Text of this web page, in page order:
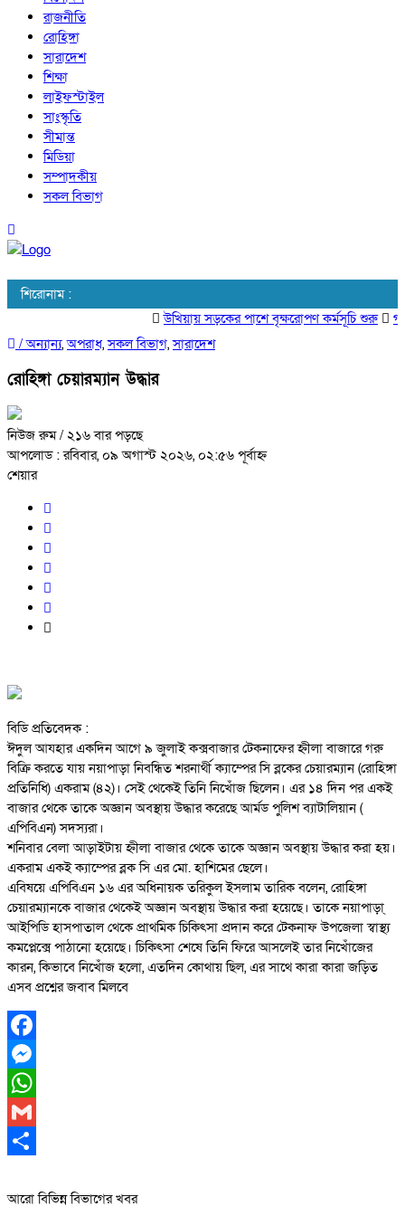
রাজনীতি
রোহিঙ্গা
সারাদেশ
শিক্ষা
লাইফস্টাইল
সাংস্কৃতি
সীমান্ত
মিডিয়া
সম্পাদকীয়
সকল বিভাগ
শিরোনাম :
উখিয়ায় সড়কের পাশে বৃক্ষরোপণ কর্মসূচি শুরু
/অন্যান্য,অপরাধ,সকল বিভাগ,সারাদেশ
রোহিঙ্গা চেয়ারম্যান উদ্ধার
নিউজ রুম/ ২১৬ বার পড়ছে
আপলোড : রবিবার, ০৯ অগাস্ট ২০২৬, ০২:৫৬ পূর্বাহ্ন
শেয়ার
বিডি প্রতিবেদক :
ঈদুল আযহার একদিন আগে ৯ জুলাই কক্সবাজার টেকনাফের হ্নীলা বাজারে গরু
বিক্রি করতে যায় নয়াপাড়া নিবন্ধিত শরনার্থী ক্যাম্পের সি ব্লকের চেয়ারম্যান (রোহিঙ্গা
প্রতিনিধি) একরাম (৪২)। সেই থেকেই তিনি নিখোঁজ ছিলেন। এর ১৪ দিন পর একই
বাজার থেকে তাকে অজ্ঞান অবস্থায় উদ্ধার করেছে আর্মড পুলিশ ব্যাটালিয়ান (
এপিবিএন) সদস্যরা।
শনিবার বেলা আড়াইটায় হ্নীলা বাজার থেকে তাকে অজ্ঞান অবস্থায় উদ্ধার করা হয়।
একরাম একই ক্যাম্পের ব্লক সি এর মো. হাশিমের ছেলে।
এবিষয়ে এপিবিএন ১৬ এর অধিনায়ক তরিকুল ইসলাম তারিক বলেন, রোহিঙ্গা
চেয়ারম্যানকে বাজার থেকেই অজ্ঞান অবস্থায় উদ্ধার করা হয়েছে। তাকে নয়াপাড়া্
আইপিডি হাসপাতাল থেকে প্রাথমিক চিকিৎসা প্রদান করে টেকনাফ উপজেলা স্বাস্থ্য
কমপ্লেক্সে পাঠানো হয়েছে। চিকিৎসা শেষে তিনি ফিরে আসলেই তার নিখোঁজের
কারন, কিভাবে নিখোঁজ হলো, এতদিন কোথায় ছিল, এর সাথে কারা কারা জড়িত
এসব প্রশ্নের জবাব মিলবে
Facebook
Messenger
WhatsApp
Gmail
আরো বিভিন্ন বিভাগের খবর